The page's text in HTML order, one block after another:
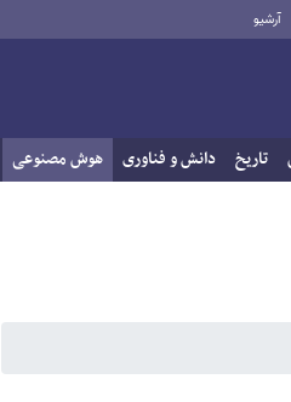
آرشیو
تاریخ دانش و فناوری هوش مصنوعی